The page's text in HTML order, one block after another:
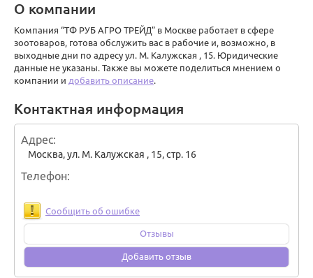
О компании
Компания “ТФ РУБ АГРО ТРЕЙД” в Москве работает в сфере
зоотоваров, готова обслужить вас в рабочие и, возможно, в
выходные дни по адресу ул. М. Калужская , 15. Юридические
данные не указаны. Также вы можете поделиться мнением о
компании и добавить описание.
Контактная информация
Адрес
Москва,ул. М. Калужская , 15, стр. 16
Телефон
Сообщить об ошибке
Отзывы
Добавить отзыв